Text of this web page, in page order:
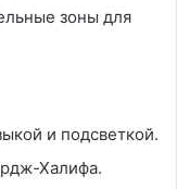
зоны для
и подсветкой.
Халифа.